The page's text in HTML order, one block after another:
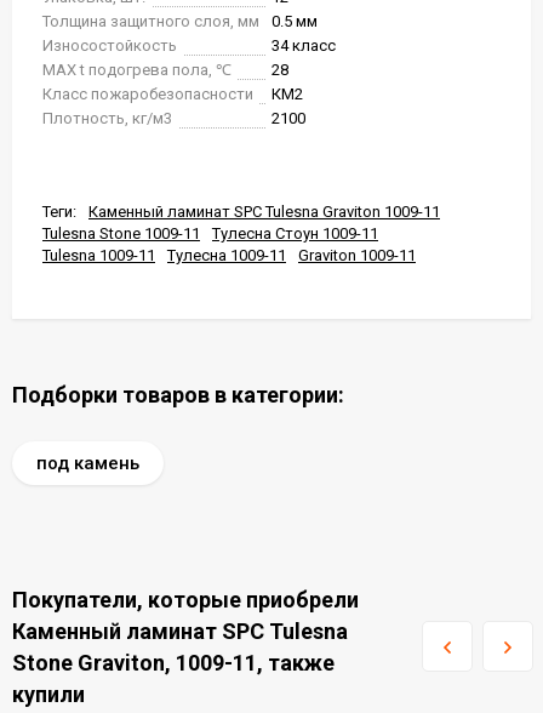
Толщина защитного слоя, мм
0.5 мм
Износостойкость
34 класс
MAX t подогрева пола, ℃
28
Класс пожаробезопасности
КМ2
Плотность, кг/м3
2100
Теги:
Каменный ламинат SPC Tulesna Graviton 1009-11
Tulesna Stone 1009-11
Тулесна Стоун 1009-11
Tulesna 1009-11
Тулесна 1009-11 Graviton 1009-11
Подборки товаров в категории:
под камень
Покупатели, которые приобрели
Каменный ламинат SPC Tulesna
Stone Graviton, 1009-11, также
купили